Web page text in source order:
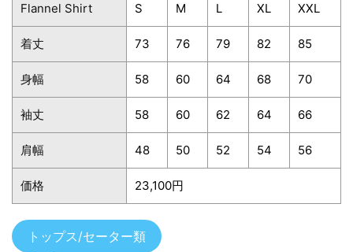
Flannel Shirt S M L XL XXL
着丈 73 76 79 82 85
身幅 58 60 64 68 70
袖丈 58 60 62 64 66
肩幅 48 50 52 54 56
価格 23,100円
トップス/セーター類